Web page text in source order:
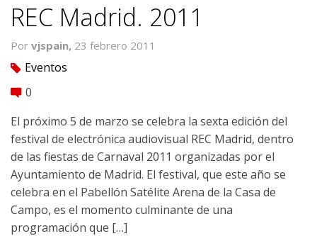
REC Madrid. 2011
Por vjspain, 23 febrero 2011
tag Eventos
comment 0
El próximo 5 de marzo se celebra la sexta edición del
festival de electrónica audiovisual REC Madrid, dentro
de las fiestas de Carnaval 2011 organizadas por el
Ayuntamiento de Madrid. El festival, que este año se
celebra en el Pabellón Satélite Arena de la Casa de
Campo, es el momento culminante de una
programación que […]